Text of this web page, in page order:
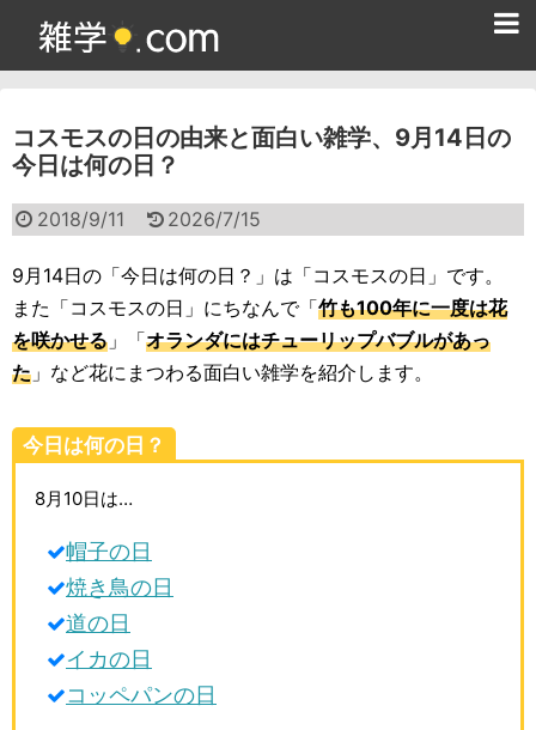
コスモスの日の由来と面白い雑学、9月14日の
今日は何の日？
2018/9/11 2026/7/15
9月14日の「今日は何の日？」は「コスモスの日」です。
また「コスモスの日」にちなんで「竹も100年に一度は花
を咲かせる 」「オランダにはチューリップバブルがあっ
た 」など花にまつわる面白い雑学を紹介します。
今日は何の日？
8月10日は…
帽子の日
焼き鳥の日
道の日
イカの日
コッペパンの日
雑学クイズ問題集
面白い雑学
ためになる雑学
スポーツ雑学
動物雑学
歴史雑学
生活雑学
サイト情報